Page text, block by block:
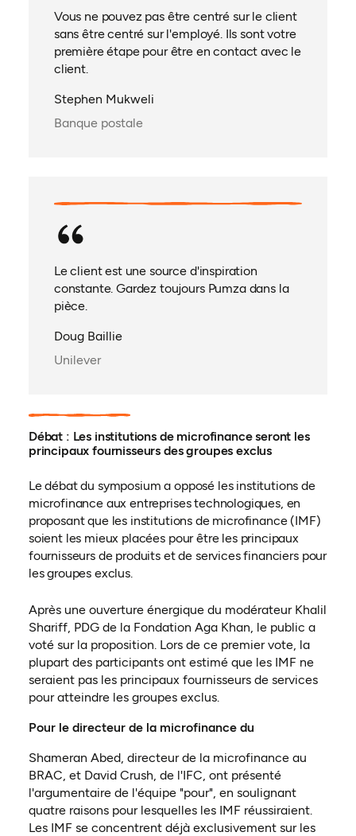
Vous ne pouvez pas être centré sur le client
sans être centré sur l'employé. Ils sont votre
première étape pour être en contact avec le
client.
Stephen Mukweli
Banque postale
Le client est une source d'inspiration
constante. Gardez toujours Pumza dans la
pièce.
Doug Baillie
Unilever
Débat : Les institutions de microfinance seront les
principaux fournisseurs des groupes exclus
Le débat du symposium a opposé les institutions de
microfinance aux entreprises technologiques, en
proposant que les institutions de microfinance (IMF)
soient les mieux placées pour être les principaux
fournisseurs de produits et de services financiers pour
les groupes exclus.
Après une ouverture énergique du modérateur Khalil
Shariff, PDG de la Fondation Aga Khan, le public a
voté sur la proposition. Lors de ce premier vote, la
plupart des participants ont estimé que les IMF ne
seraient pas les principaux fournisseurs de services
pour atteindre les groupes exclus.
Pour le directeur de la microfinance du
Shameran Abed, directeur de la microfinance au
BRAC, et David Crush, de l'IFC, ont présenté
l'argumentaire de l'équipe "pour", en soulignant
quatre raisons pour lesquelles les IMF réussiraient.
Les IMF se concentrent déjà exclusivement sur les